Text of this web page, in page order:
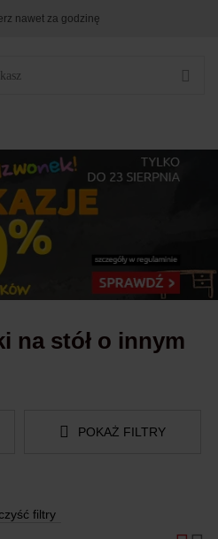
zapisie na Newsletter.
nawet za godzinę
POKAŻ FILTRY
filtry